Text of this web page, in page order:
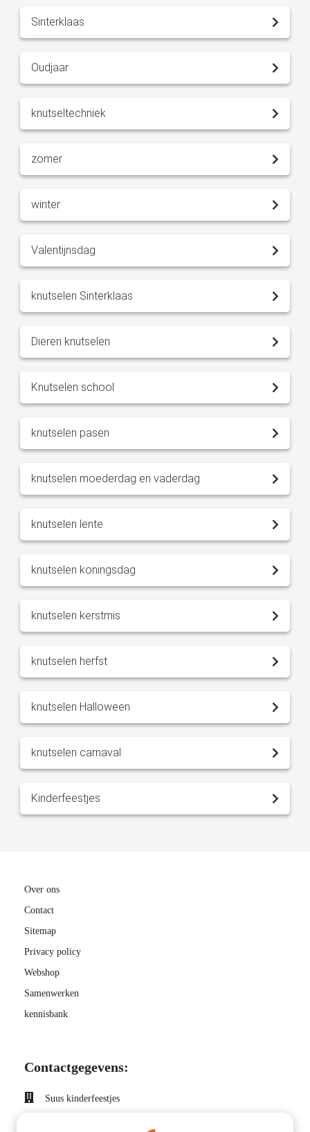
Sinterklaas
Oudjaar
knutseltechniek
zomer
winter
Valentijnsdag
knutselen Sinterklaas
Dieren knutselen
Knutselen school
knutselen pasen
knutselen moederdag en vaderdag
knutselen lente
knutselen koningsdag
knutselen kerstmis
knutselen herfst
knutselen Halloween
knutselen carnaval
Kinderfeestjes
Over ons
Contact
Sitemap
Privacy policy
Webshop
Samenwerken
kennisbank
Contactgegevens:
Suus kinderfeestjes